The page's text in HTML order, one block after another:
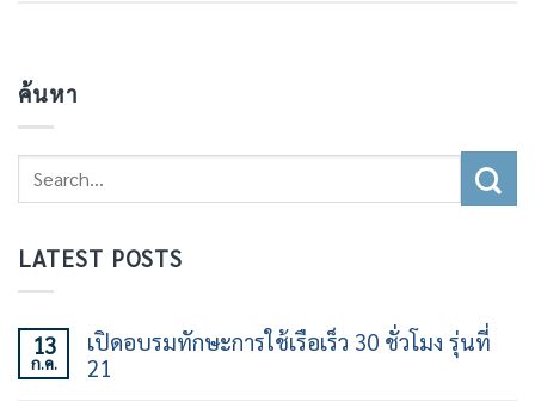
ค้นหา
LATEST POSTS
13
ก.ค.
เปิดอบรมทักษะการใช้เรือเร็ว 30 ชั่วโมง รุ่นที่
21